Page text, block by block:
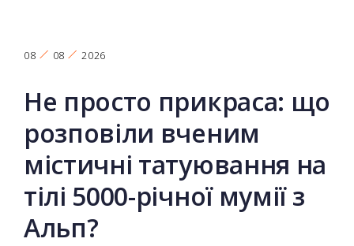
08 08 2026
Не просто прикраса: що
розповіли вченим
містичні татуювання на
тілі 5000-річної мумії з
Альп?